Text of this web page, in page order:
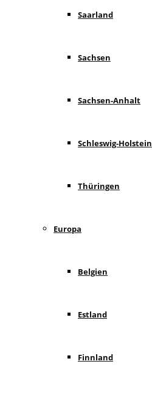
Saarland
Sachsen
Sachsen-Anhalt
Schleswig-Holstein
Thüringen
Europa
Belgien
Estland
Finnland